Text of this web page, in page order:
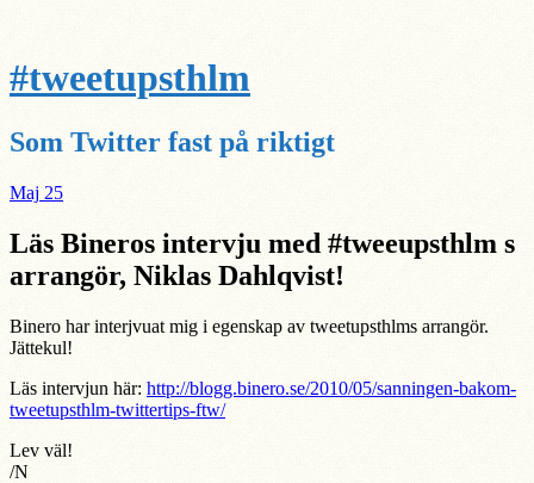
#tweetupsthlm
Som Twitter fast på riktigt
Maj 25
Läs Bineros intervju med #tweeupsthlm s
arrangör, Niklas Dahlqvist!
Binero har interjvuat mig i egenskap av tweetupsthlms arrangör.
Jättekul!
Läs intervjun här: http://blogg.binero.se/2010/05/sanningen-bakom-
tweetupsthlm-twittertips-ftw/
Lev väl!
/N